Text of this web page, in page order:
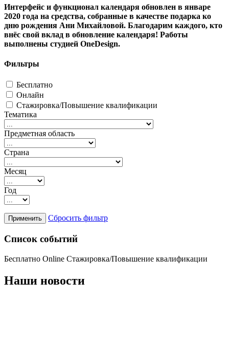
Интерфейс и функционал календаря обновлен в январе
2020 года на средства, собранные в качестве подарка ко
дню рождения Ани Михайловой. Благодарим каждого, кто
внёс свой вклад в обновление календаря! Работы
выполнены студией OneDesign.
Фильтры
Бесплатно
Онлайн
Стажировка/Повышение квалификации
Тематика
Предметная область
Страна
Месяц
Год
Сбросить фильтр
Список событий
Бесплатно Online Стажировка/Повышение квалификации
Наши новости